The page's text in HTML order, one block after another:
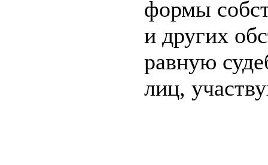
формы
и других
равную
лиц,